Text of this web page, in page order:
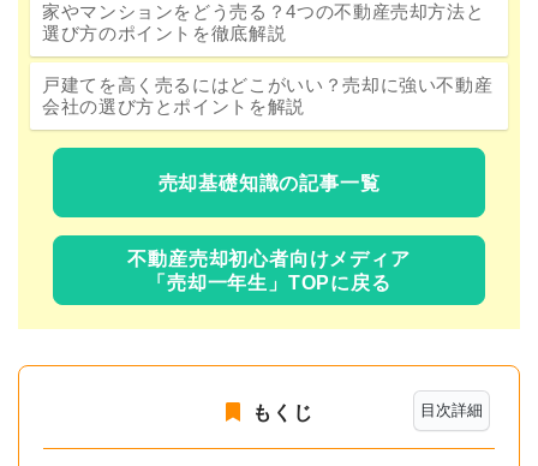
家やマンションをどう売る？4つの不動産売却方法と
選び方のポイントを徹底解説
戸建てを高く売るにはどこがいい？売却に強い不動産
会社の選び方とポイントを解説
売却基礎知識の記事一覧
不動産売却初心者向けメディア
「売却一年生」TOPに戻る
目次詳細
もくじ